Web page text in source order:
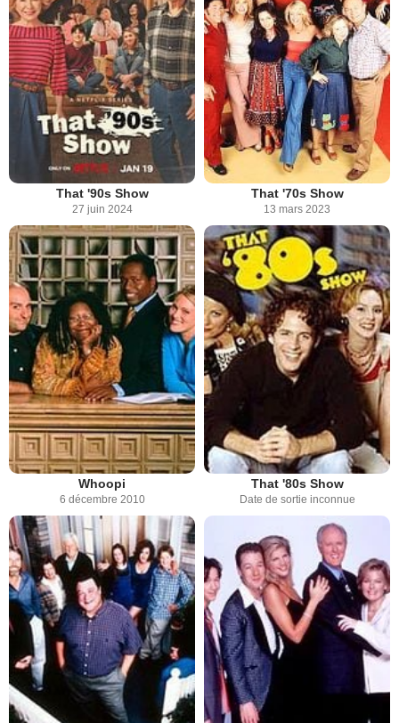
That '90s Show
27 juin 2024
That '70s Show
13 mars 2023
Whoopi
6 décembre 2010
That '80s Show
Date de sortie inconnue